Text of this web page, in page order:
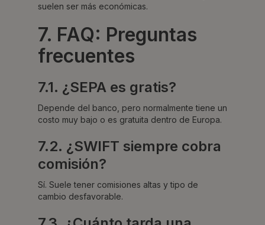
suelen ser más económicas.
7. FAQ: Preguntas
frecuentes
7.1. ¿SEPA es gratis?
Depende del banco, pero normalmente tiene un
costo muy bajo o es gratuita dentro de Europa.
7.2. ¿SWIFT siempre cobra
comisión?
Sí. Suele tener comisiones altas y tipo de
cambio desfavorable.